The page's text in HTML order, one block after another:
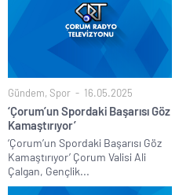
Gündem, Spor 16.05.2025
‘Çorum’un Spordaki Başarısı Göz
Kamaştırıyor’
‘Çorum’un Spordaki Başarısı Göz
Kamaştırıyor’ Çorum Valisi Ali
Çalgan, Gençlik...